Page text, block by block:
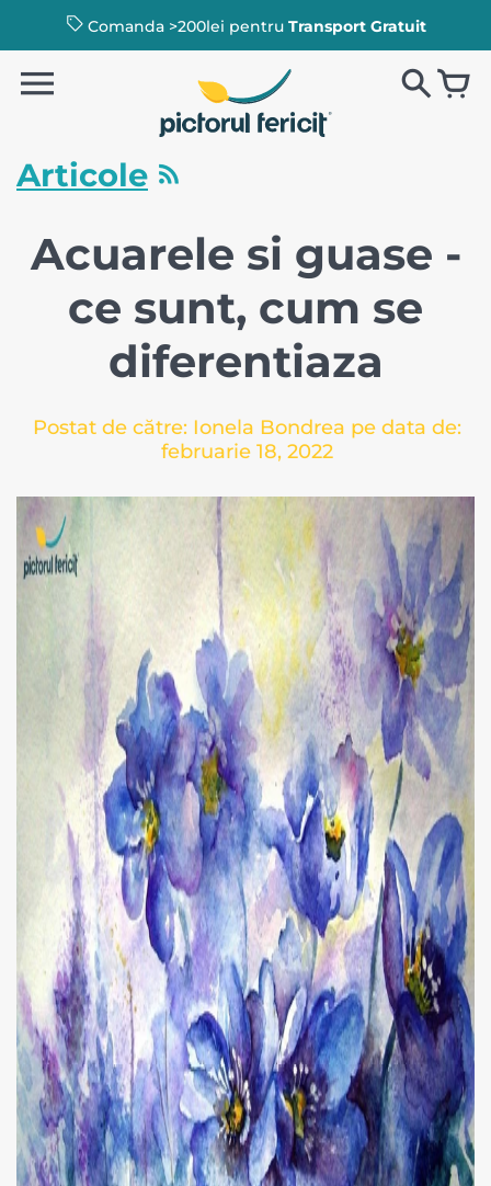
Comanda >200lei pentru Transport Gratuit
Articole
Acuarele si guase -
ce sunt, cum se
diferentiaza
Postat de către: Ionela Bondrea pe data de:
februarie 18, 2022